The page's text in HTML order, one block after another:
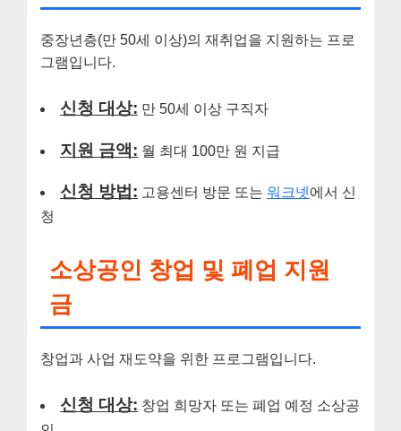
중장년층(만 50세 이상)의 재취업을 지원하는 프로
그램입니다.
신청 대상: 만 50세 이상 구직자
지원 금액: 월 최대 100만 원 지급
신청 방법: 고용센터 방문 또는 워크넷에서 신
청
소상공인 창업 및 폐업 지원
금
창업과 사업 재도약을 위한 프로그램입니다.
신청 대상: 창업 희망자 또는 폐업 예정 소상공